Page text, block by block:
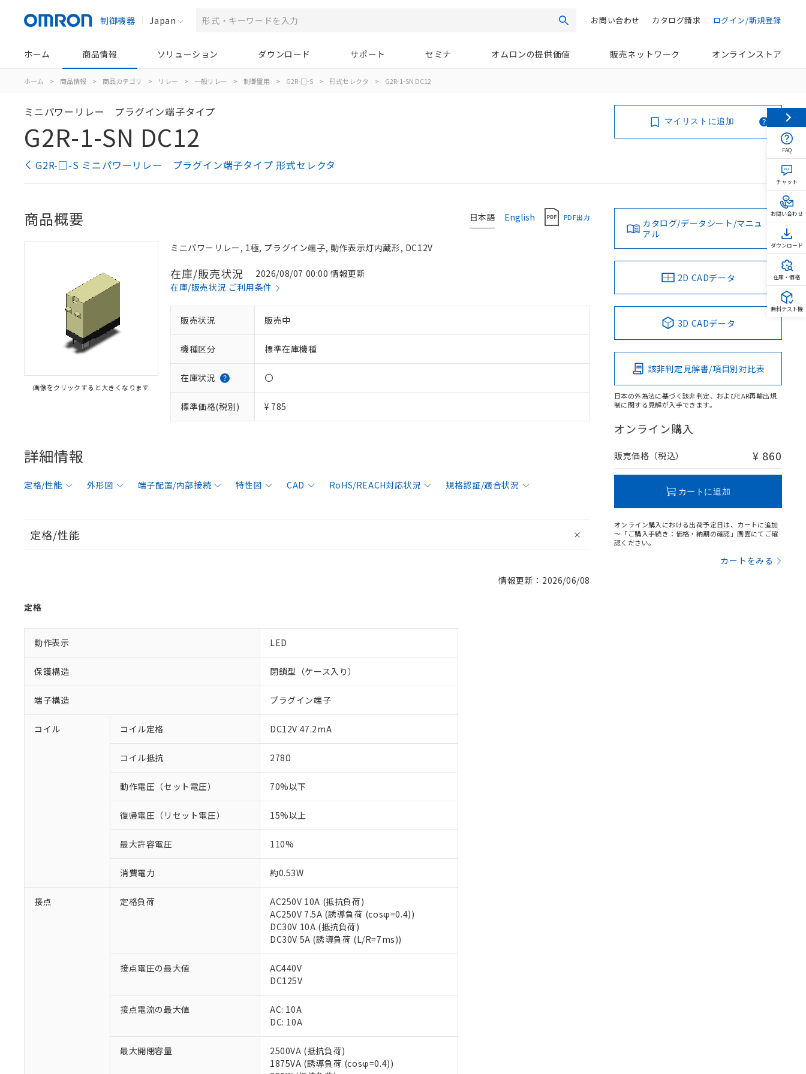
制御機器 Japan 検索 ログイン/新規登録
カタログ請求
お問い合わせ
ホーム 商品情報 ソリューション ダウンロード サポート セミナ オムロンの提供価値 販売ネットワーク オンラインストア
ホーム > 商品情報 > 商品カテゴリ > リレー > 一般リレー > 制御盤用 > G2R-□-S > 形式セレクタ > G2R-1-SN DC12
ミニパワーリレー プラグイン端子タイプ
G2R-1-SN DC12
G2R-□-S ミニパワーリレー プラグイン端子タイプ 形式セレクタ
マイリストに追加
日本語 English PDF出力
商品概要
画像をクリックすると大きくなります
ミニパワーリレー, 1極, プラグイン端子, 動作表示灯内蔵形, DC12V
在庫/販売状況
2026/08/07 00:00 情報更新
在庫/販売状況 ご利用条件
販売状況 販売中
機種区分 標準在庫機種
在庫状況 〇
標準価格(税別) ¥ 785
詳細情報
定格/性能 外形図 端子配置/内部接続 特性図 CAD RoHS/REACH対応状況 規格認証/適合状況
定格/性能
情報更新：2026/06/08
定格
動作表示 LED
保護構造 閉鎖型（ケース入り）
端子構造 プラグイン端子
コイル コイル定格 DC12V 47.2mA
コイル抵抗 278Ω
動作電圧（セット電圧） 70%以下
復帰電圧（リセット電圧） 15%以上
最大許容電圧 110%
消費電力 約0.53W
接点 定格負荷
AC250V 10A (抵抗負荷)
AC250V 7.5A (誘導負荷 (cosφ=0.4))
DC30V 10A (抵抗負荷)
DC30V 5A (誘導負荷 (L/R=7ms))
接点電圧の最大値
AC440V
DC125V
接点電流の最大値
AC: 10A
DC: 10A
最大開閉容量
2500VA (抵抗負荷)
1875VA (誘導負荷 (cosφ=0.4))
カタログ/データシート/マニュ
アル
2D CADデータ
3D CADデータ
該非判定見解書/項目別対比表
日本の外為法に基づく該非判定、およびEAR再輸出規
制に関する見解が入手できます。
オンライン購入
販売価格（税込） ¥ 860
カートに追加
オンライン購入における出荷予定日は、カートに追加
～「ご購入手続き：価格・納期の確認」画面にてご確
認ください。
カートをみる
FAQ
チャット
お問い合わせ
ダウンロード
在庫・価格
無料テスト機